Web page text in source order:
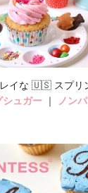
イな 🇺🇸 スプリ
シュガー ｜ ノン